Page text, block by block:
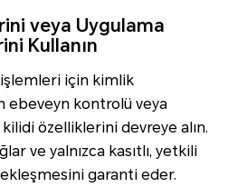
veya Uygulama
Kullanın
için kimlik
ebeveyn kontrolü veya
özelliklerini devreye alın.
ve yalnızca kasıtlı, yetkili
garanti eder.